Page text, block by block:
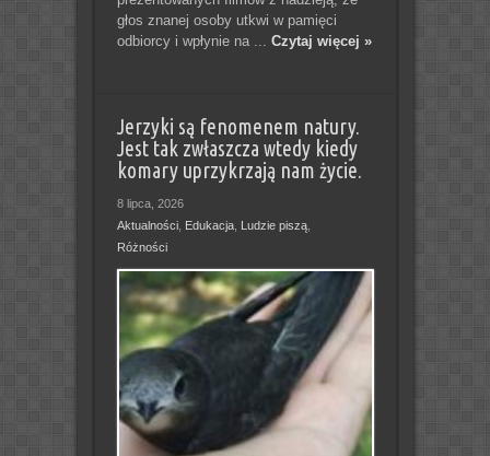
głos znanej osoby utkwi w pamięci
odbiorcy i wpłynie na ... Czytaj więcej »
Jerzyki są fenomenem natury.
Jest tak zwłaszcza wtedy kiedy
komary uprzykrzają nam życie.
8 lipca, 2026
Aktualności, Edukacja, Ludzie piszą,
Różności